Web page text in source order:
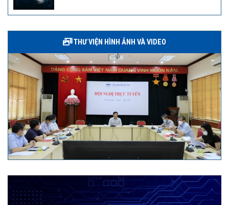
THƯ VIỆN HÌNH ẢNH VÀ VIDEO